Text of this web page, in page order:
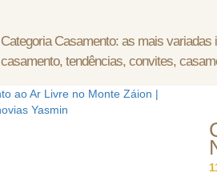
Categoria Casamento: as mais
casamento, tendências, convites,